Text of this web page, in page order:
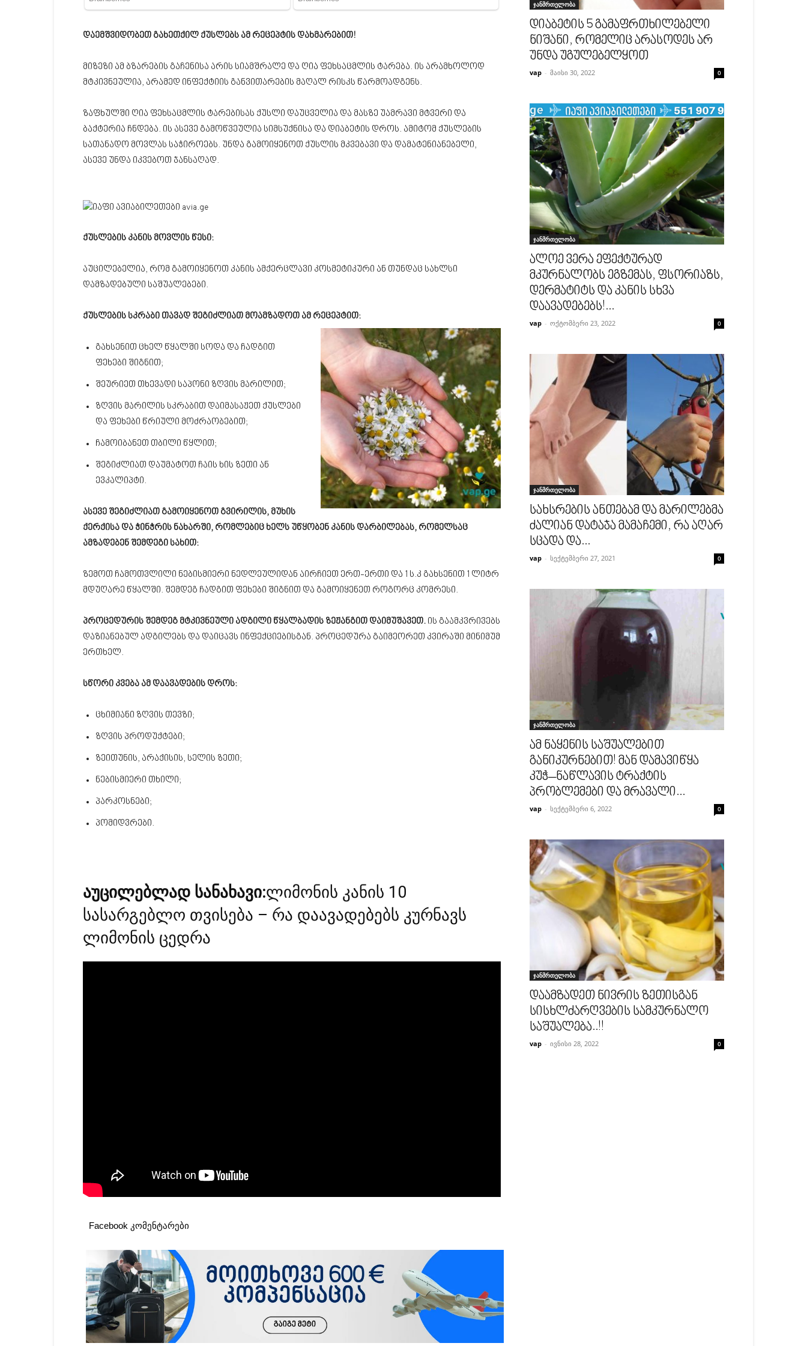
დაემშვიდობეთ გახეთქილ ქუსლებს ამ რეცეპტის დახმარებით!
მიზეზი ამ ბზარების გაჩენისა არის სიამშრალე და ღია ფეხსაცმლის ტარება. ის არამხოლოდ
მტკივნეულია, არამედ ინფექტიის განვითარების მაღალ რისკს წარმოადგენს.
ზაფხულში ღია ფეხსაცმლის ტარებისას ქუსლი დაუცველია და მასზე უამრავი მტვერი და
ბაქტერია ჩნდება. ის ასევე გამოწვეულია სიმსუქნისა და დიაბეტის დროს. ამიტომ ქუსლების
სათანადო მოვლას საჭიროებს. უნდა გამოიყენოთ ქუსლის მკვებავი და დამატენიანებელი,
ასევე უნდა იკვებოთ ჯანსაღად.
ქუსლების კანის მოვლის წესი:
აუცილებელია, რომ გამოიყენოთ კანის ამქერცლავი კოსმეტიკური ან თუნდაც სახლსი
დამზადებული საშუალებები.
ქუსლების სკრაბი თავად შეგიძლიათ მოამზადოთ ამ რეცეპტით:
გახსენით ცხელ წყალში სოდა და ჩადგით
ფეხები შიგნით;
შეურიეთ თხევადი საპონი ზღვის მარილით;
ზღვის მარილის სკრაბით დაიმასაჟეთ ქუსლები
და ფეხები წრიული მოძრაობებით;
ჩამოიბანეთ თბილი წყლით;
შეგიძლიათ დაუმატოთ ჩაის ხის ზეთი ან
ევკალიპტი.
ასევე შეგიძლიათ გამოიყენოთ გვირილის, მუხის
ქერქისა და ჭინჭრის ნახარში, რომლებიც ხელს უწყობენ კანის დარბილებას, რომელსაც
ამზადებენ შემდეგი სახით:
ზემოთ ჩამოთვლილი ნებისმიერი ნედლეულიდან აირჩიეთ ერთ-ერთი და 1 ს.კ გახსენით 1 ლიტრ
მდუღარე წყალში. შემდეგ ჩადგით ფეხები შიგნით და გამოიყენეთ როგორც კომრესი.
პროცედურის შემდეგ მტკივნეული ადგილი წყალბადის ზეჟანგით დაიმუშავეთ. ის გაამკვრივებს
დაზიანებულ ადგილებს და დაიცავს ინფექციებისგან. პროცედურა გაიმეორეთ კვირაში მინიმუმ
ერთხელ.
სწორი კვება ამ დაავადების დროს:
ცხიმიანი ზღვის თევზი;
ზღვის პროდუქტები;
ზეითუნის, არაქისის, სელის ზეთი;
ნებისმიერი თხილი;
პარკოსნები;
პომიდვრები.
აუცილებლად სანახავი:ლიმონის კანის 10
სასარგებლო თვისება – რა დაავადებებს კურნავს
ლიმონის ცედრა
Facebook კომენტარები
ჯანმრთელობა
დიაბეტის 5 გამაფრთხილებელი
ნიშანი, რომელიც არასოდეს არ
უნდა უგულებელყოთ
vap - მაისი 30, 2022 0
ჯანმრთელობა
ალოე ვერა ეფექტურად
მკურნალობს ეგზემას, ფსორიაზს,
დერმატიტს და კანის სხვა
დაავადებებს!...
vap - ოქტომბერი 23, 2022 0
ჯანმრთელობა
სახსრების ანთებამ და მარილებმა
ძალიან დატაჯა მამაჩემი, რა აღარ
სცადა და...
vap - სექტემბერი 27, 2021 0
ჯანმრთელობა
ამ ნაყენის საშუალებით
განიკურნებით! მან დამავიწყა
კუჭ–ნაწლავის ტრაქტის
პრობლემები და მრავალი...
vap - სექტემბერი 6, 2022 0
ჯანმრთელობა
დაამზადეთ ნივრის ზეთისგან
სისხლძარღვების სამკურნალო
საშუალება..!!
vap - ივნისი 28, 2022 0